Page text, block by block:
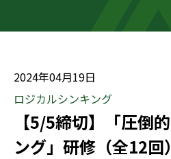
2024年04月19日
ロジカルシンキング
【5/5締切】「圧倒
ング」研修（全12回）